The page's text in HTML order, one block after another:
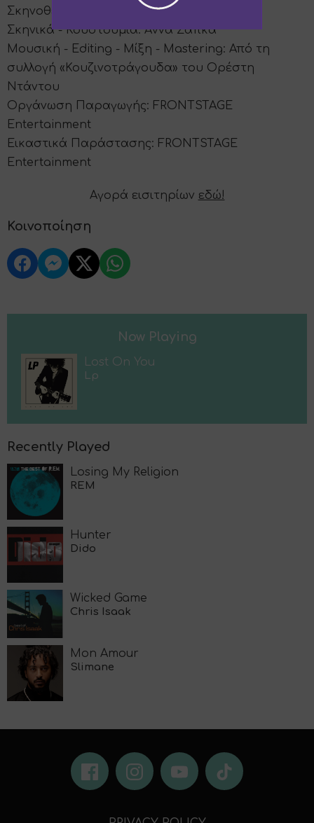
Σκηνοθεσία: Φοίβος Συμεωνίδης
Σκηνικά - Κουστούμια: Άννα Σάπκα
Μουσική - Editing - Μίξη - Mastering: Από τη
συλλογή «Κουζινοτράγουδα» του Ορέστη
Ντάντου
Οργάνωση Παραγωγής: FRONTSTAGE
Entertainment
Εικαστικά Παράστασης: FRONTSTAGE
Entertainment
Αγορά εισιτηρίων εδώ!
Κοινοποίηση
Now Playing
Lost On You
Lp
Recently Played
Losing My Religion
REM
Hunter
Dido
Wicked Game
Chris Isaak
Mon Amour
Slimane